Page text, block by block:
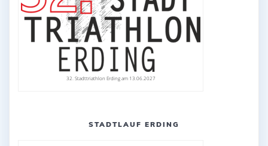
32. Stadttriathlon Erding am 13.06.2027
STADTLAUF ERDING